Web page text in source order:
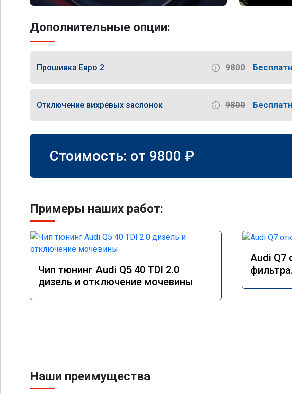
Дополнительные опции:
Прошивка Евро 2 9800
Отключение вихревых заслонок 9800
Стоимость: от 9800 ₽
Примеры наших работ:
Чип тюнинг Audi Q5 40 TDI 2.0
дизель и отключение мочевины
Audi Q7
Наши преимущества